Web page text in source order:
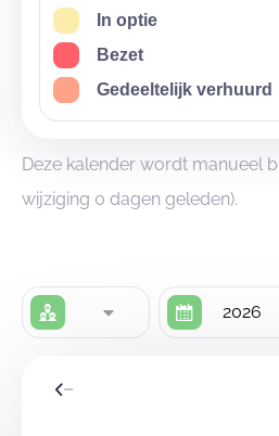
In optie
Bezet
Gedeeltelijk verhuurd
Deze kalender wordt manueel
wijziging 0 dagen geleden).
2026